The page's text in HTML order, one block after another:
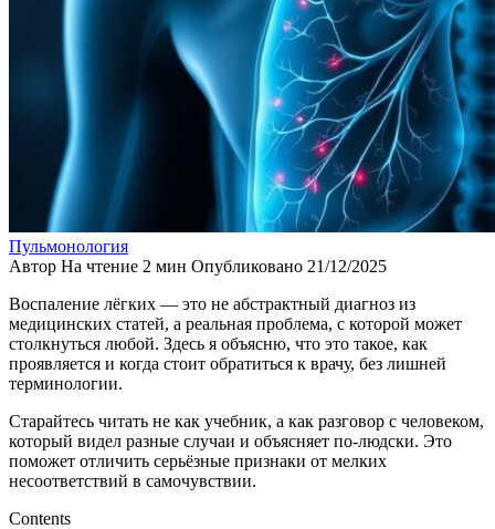
Пульмонология
Автор На чтение 2 мин Опубликовано 21/12/2025
Воспаление лёгких — это не абстрактный диагноз из
медицинских статей, а реальная проблема, с которой может
столкнуться любой. Здесь я объясню, что это такое, как
проявляется и когда стоит обратиться к врачу, без лишней
терминологии.
Старайтесь читать не как учебник, а как разговор с человеком,
который видел разные случаи и объясняет по-людски. Это
поможет отличить серьёзные признаки от мелких
несоответствий в самочувствии.
Contents